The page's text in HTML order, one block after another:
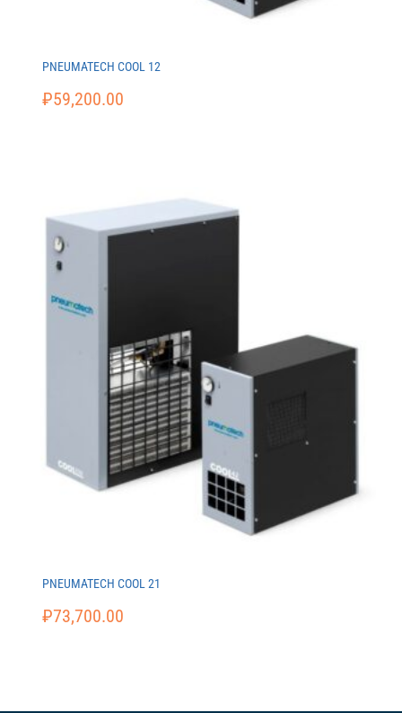
PNEUMATECH COOL 12
₽59,200.00
PNEUMATECH COOL 21
₽73,700.00